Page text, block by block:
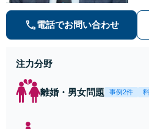
数
題
電話でお問い合わせ
注力分野
離婚・男女問題 事例2件